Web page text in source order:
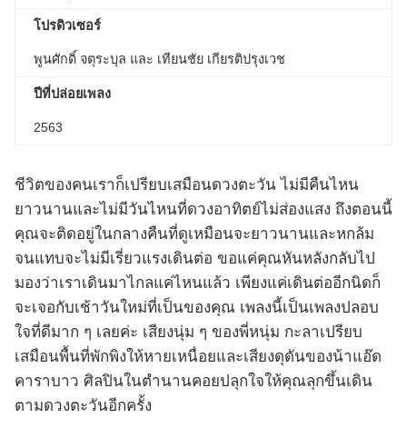
โปรดิวเซอร์
พูนศักดิ์ จตุระบุล และ เทียนชัย เกียรติปรุงเวช
ปีที่ปล่อยเพลง
2563
ชีวิตของคนเราก็เปรียบเสมือนดวงตะวัน ไม่มีคืนไหน
ยาวนานและไม่มีวันไหนที่ดวงอาทิตย์ไม่ส่องแสง ถึงตอนนี้
คุณจะติดอยู่ในกลางคืนที่ดูเหมือนจะยาวนานและหกล้ม
จนแทบจะไม่มีเรี่ยวแรงเดินต่อ ขอแค่คุณหันหลังกลับไป
มองว่าเราเดินมาไกลแค่ไหนแล้ว เพียงแค่เดินต่ออีกนิดก็
จะเจอกับเช้าวันใหม่ที่เป็นของคุณ เพลงนี้เป็นเพลงปลอบ
ใจที่ดีมาก ๆ เลยค่ะ เสียงนุ่ม ๆ ของพี่หนุ่ม กะลาเปรียบ
เสมือนพื้นที่พักพิงให้หายเหนื่อยและเสียงดุดันของน้าแอ๊ด
คาราบาว ศิลปินในตำนานคอยปลุกใจให้คุณลุกขึ้นเดิน
ตามดวงตะวันอีกครั้ง